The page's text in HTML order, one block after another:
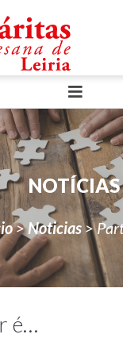
NOTÍCIAS
> Noticias>
é…